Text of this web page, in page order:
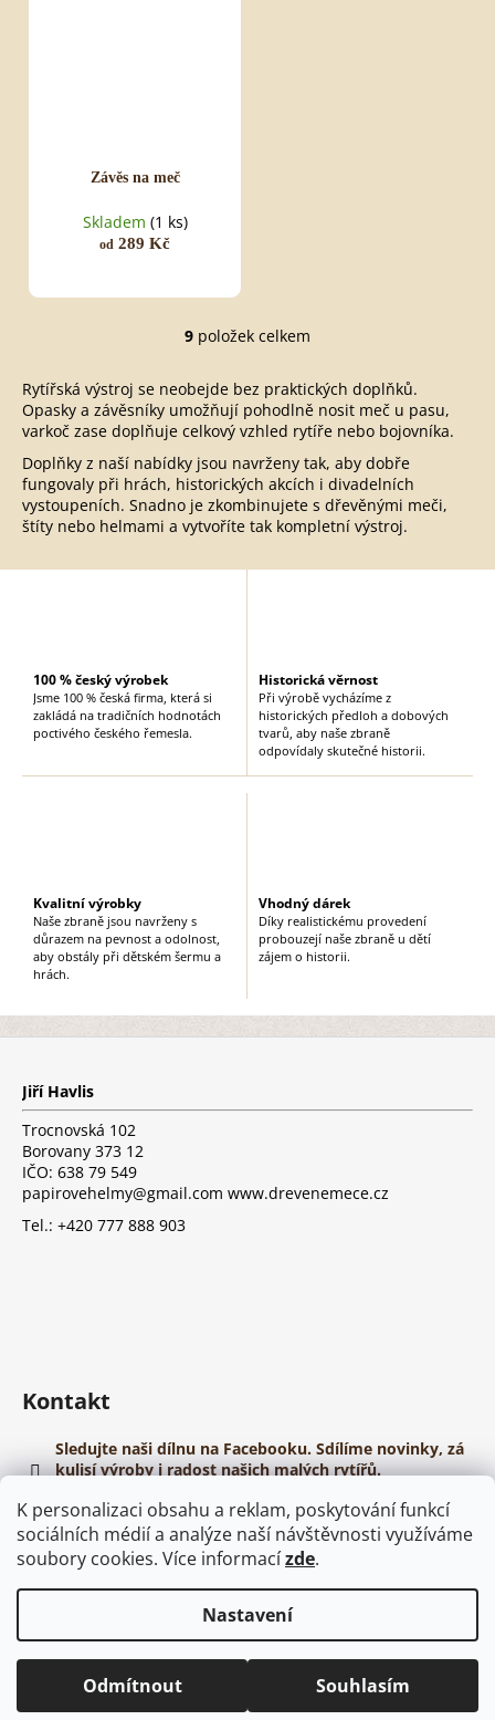
K personalizaci obsahu a reklam, poskytování funkcí
sociálních médií a analýze naší návštěvnosti využíváme
soubory cookies. Více informacízde.
Nastavení
Odmítnout Souhlasím
Závěs na meč
Skladem (1 ks)
od 289 Kč
O
l
á
d
a
c
í
p
r
p
u
9 položek celkem
Rytířská výstroj se neobejde bez praktických doplňků.
Opasky a závěsníky umožňují pohodlně nosit meč u pasu,
varkoč zase doplňuje celkový vzhled rytíře nebo bojovníka.
Doplňky z naší nabídky jsou navrženy tak, aby dobře
fungovaly při hrách, historických akcích i divadelních
vystoupeních. Snadno je zkombinujete s dřevěnými meči,
štíty nebo helmami a vytvoříte tak kompletní výstroj.
100 % český výrobek
Jsme 100 % česká firma, která si
zakládá na tradičních hodnotách
poctivého českého řemesla.
Historická věrnost
Při výrobě vycházíme z
historických předloh a dobových
tvarů, aby naše zbraně
odpovídaly skutečné historii.
Kvalitní výrobky
Naše zbraně jsou navrženy s
důrazem na pevnost a odolnost,
aby obstály při dětském šermu a
hrách.
Vhodný dárek
Díky realistickému provedení
probouzejí naše zbraně u dětí
zájem o historii.
Z
Jiří Havlis
Trocnovská 102
Borovany 373 12
IČO: 638 79 549
papirovehelmy@gmail.com www.drevenemece.cz
Tel.: +420 777 888 903
Kontakt
Sledujte naši dílnu na Facebooku. Sdílíme novinky, zá
kulisí výroby i radost našich malých rytířů.
Copyright 2026Dřevěné meče. Všechna práva vyhrazena.
Upravit nastavení cookies